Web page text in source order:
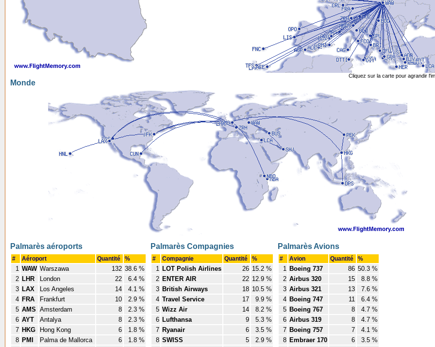
Cliquez sur la carte pour agrandir
Monde
Palmarès aéroports
# Aéroport Quantité %
1 WAW Warszawa 132 38.6 %
2 LHR London 22
6.4 %
3 LAX Los Angeles 14
4.1 %
4 FRA Frankfurt 10
2.9 %
5 AMS Amsterdam 8
2.3 %
6 AYT Antalya 8
2.3 %
7 HKG Hong Kong 6
1.8 %
8 PMI Palma de Mallorca 6
1.8 %
Palmarès Compagnies
# Compagnie Quantité %
1 LOT Polish Airlines 26 15.2 %
2 ENTER AIR 22 12.9 %
3 British Airways 18 10.5 %
4 Travel Service 17
9.9 %
5 Wizz Air 14
8.2 %
6 Lufthansa 9
5.3 %
7 Ryanair 6
3.5 %
8 SWISS 5
2.9 %
Palmarès Avions
# Avion Quantité %
1 Boeing 737 86 50.3 %
2 Airbus 320 15
8.8 %
3 Airbus 321 13
7.6 %
4 Boeing 747 11
6.4 %
5 Boeing 767 8
4.7 %
6 Airbus 319 8
4.7 %
7 Boeing 757 7
4.1 %
8 Embraer 170 6
3.5 %